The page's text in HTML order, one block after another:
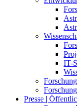
IT-
Presse |